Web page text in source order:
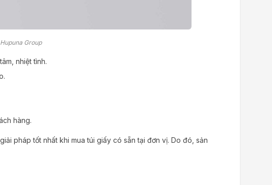
Group
nhiệt tình.
hàng.
pháp tốt nhất khi mua túi giấy có sẵn tại đơn vị. Do đó, sản